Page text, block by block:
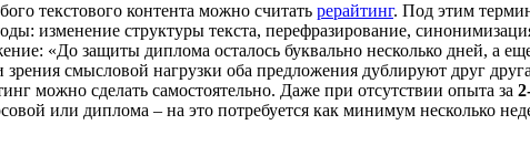
текстового контента можно считать рерайтинг. Под этим
изменение структуры текста, перефразирование,
«До защиты диплома осталось буквально несколько дней, а
смысловой нагрузки оба предложения дублируют друг
можно сделать самостоятельно. Даже при отсутствии опыта за
или диплома – на это потребуется как минимум несколько